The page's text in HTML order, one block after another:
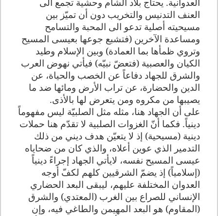
العنف التدنيس والتخريب دون أن تميّز بين
مسيحيته أصلية تدعو الى المحبة والتسامح
ومساعدة الآخرين (فتشبع جوعها بعيسى المسيح
وتروي ظمأها بما العمادة) وبين الإسلام وطيد
الكيان والعصبية (فتعضّ نبيّه) فيأتي نهوض العرب
والشرق للجهاد دفاعاً عن الخصب والحياة، عن
الدين والحضارة، عن تراب الأرض ومائها ضد ما
يصيبها من مكروه ومن يتعرض لها بالأذى.
على أن الجهاد هنا، مثله مثل الصلبيّة ليس مفهوماً
دينياً. فكما أنّ الغزوات الصلبية لا تقدّم هنا حملات
دينية (مسيحية) إذ لا يتعيّن هدف ديني من ذلك
التدمير الذي عوين أعلاه، والذي كان من ضحاياه
عيسى المسيح نفسه، لايأتي الجهاد إجراءً دينياً
(إسلامياً) إذ يضمّ الشرقيين كلهم لكفّ أوجه
العدوان المختلفة عليهم، ليبقى البعد الحضاري
الإنساني للصراع بين الغرب (المعتدي) والشرق
(المقاوم) هو البعد المهيمن والطاغي فيه، وإن